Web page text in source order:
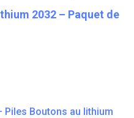
2032 – Paquet de